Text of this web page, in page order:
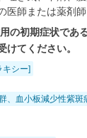
師または薬剤師
の初期症状であ
てください。
キシー]
、血小板減少性紫斑